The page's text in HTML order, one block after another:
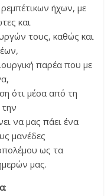
ήχων, με
και
τους, καθώς και
παρέα που με
ότι μέσα από τη
να μας πάει ένα
μανέδες
ως τα
μας.
: